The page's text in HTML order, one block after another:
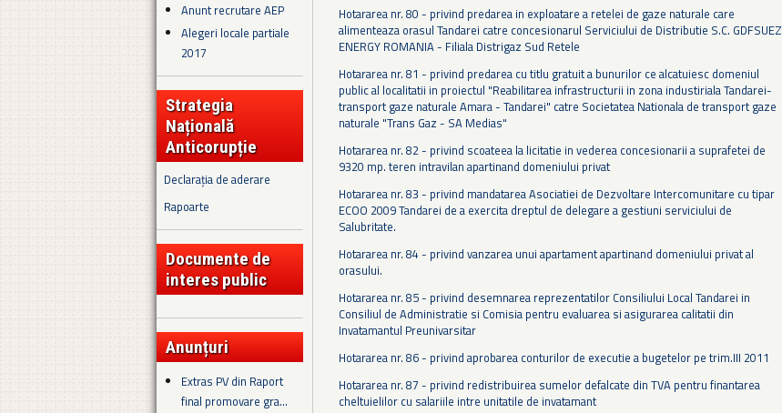
Anunt recrutare AEP
Alegeri locale partiale
2017
Strategia
Națională
Anticorupție
Declarația de aderare
Rapoarte
Documente de
interes public
Anunțuri
Extras PV din Raport
final promovare gra...
Hotararea nr. 80 - privind predarea in exploatare a retelei de gaze naturale care
alimenteaza orasul Tandarei catre concesionarul Serviciului de Distributie S.C. GDFSUEZ
ENERGY ROMANIA - Filiala Distrigaz Sud Retele
Hotararea nr. 81 - privind predarea cu titlu gratuit a bunurilor ce alcatuiesc domeniul
public al localitatii in proiectul "Reabilitarea infrastructurii in zona industiriala Tandarei-
transport gaze naturale Amara - Tandarei" catre Societatea Nationala de transport gaze
naturale "Trans Gaz - SA Medias"
Hotararea nr. 82 - privind scoateea la licitatie in vederea concesionarii a suprafetei de
9320 mp. teren intravilan apartinand domeniului privat
Hotararea nr. 83 - privind mandatarea Asociatiei de Dezvoltare Intercomunitare cu tipar
ECOO 2009 Tandarei de a exercita dreptul de delegare a gestiuni serviciului de
Salubritate.
Hotararea nr. 84 - privind vanzarea unui apartament apartinand domeniului privat al
orasului.
Hotararea nr. 85 - privind desemnarea reprezentatilor Consiliului Local Tandarei in
Consiliul de Administratie si Comisia pentru evaluarea si asigurarea calitatii din
Invatamantul Preunivarsitar
Hotararea nr. 86 - privind aprobarea conturilor de executie a bugetelor pe trim.III 2011
Hotararea nr. 87 - privind redistribuirea sumelor defalcate din TVA pentru finantarea
cheltuielilor cu salariile intre unitatile de invatamant